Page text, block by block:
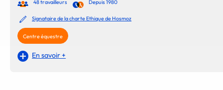
48 travailleurs Depuis 1980
Signataire de la charte Ethique de Hosmoz
Centre équestre
En savoir +